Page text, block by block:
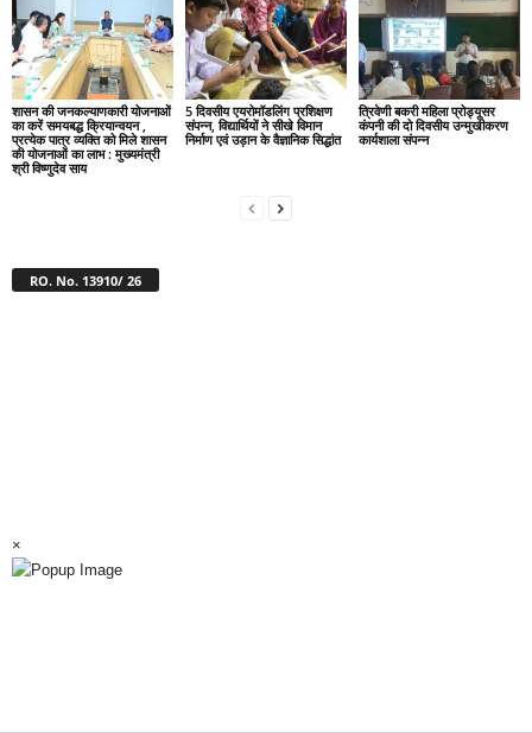
शासन की जनकल्याणकारी योजनाओं
का करें समयबद्ध क्रियान्वयन ,
प्रत्येक पात्र व्यक्ति को मिले शासन
की योजनाओं का लाभ : मुख्यमंत्री
श्री विष्णुदेव साय
5 दिवसीय एयरोमॉडलिंग प्रशिक्षण
संपन्न, विद्यार्थियों ने सीखे विमान
निर्माण एवं उड़ान के वैज्ञानिक सिद्धांत
त्रिवेणी बकरी महिला प्रोड्यूसर
कंपनी की दो दिवसीय उन्मुखीकरण
कार्यशाला संपन्न
RO. No. 13910/ 26
×